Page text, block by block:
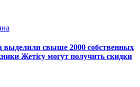
выделили свыше 2000 собственных
Жетісу могут получить скидки